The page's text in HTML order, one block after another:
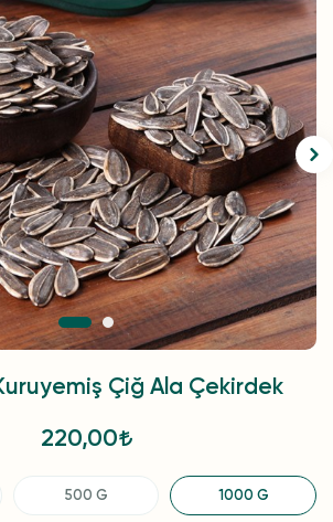
Çiğ Ala Çekirdek
220,00
500 G 1000 G